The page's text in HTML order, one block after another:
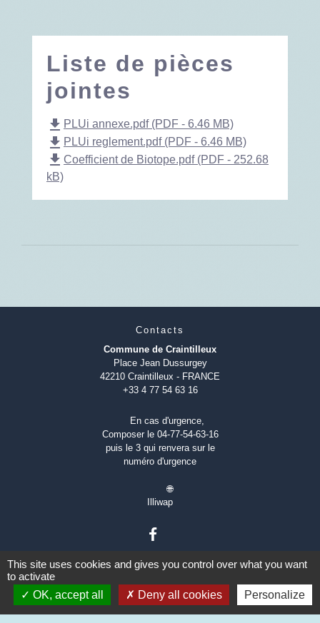
Liste de pièces
jointes
file_download PLUi annexe.pdf (PDF - 6.46 MB)
file_download PLUi reglement.pdf (PDF - 6.46 MB)
file_download Coefficient de Biotope.pdf (PDF - 252.68
kB)
Contacts
Commune de Craintilleux
Place Jean Dussurgey
42210 Craintilleux - FRANCE
+33 4 77 54 63 16
En cas d'urgence,
Composer le 04-77-54-63-16
puis le 3 qui renvera sur le
numéro d'urgence
🌐
Illiwap
This site uses cookies and gives you control over what you want
to activate
OK, accept all
Deny all cookies Personalize